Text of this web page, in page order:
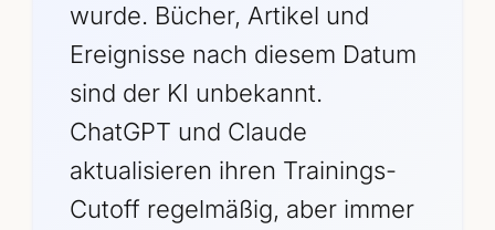
wurde. Bücher, Artikel und
Ereignisse nach diesem Datum
sind der KI unbekannt.
ChatGPT und Claude
aktualisieren ihren Trainings-
Cutoff regelmäßig, aber immer